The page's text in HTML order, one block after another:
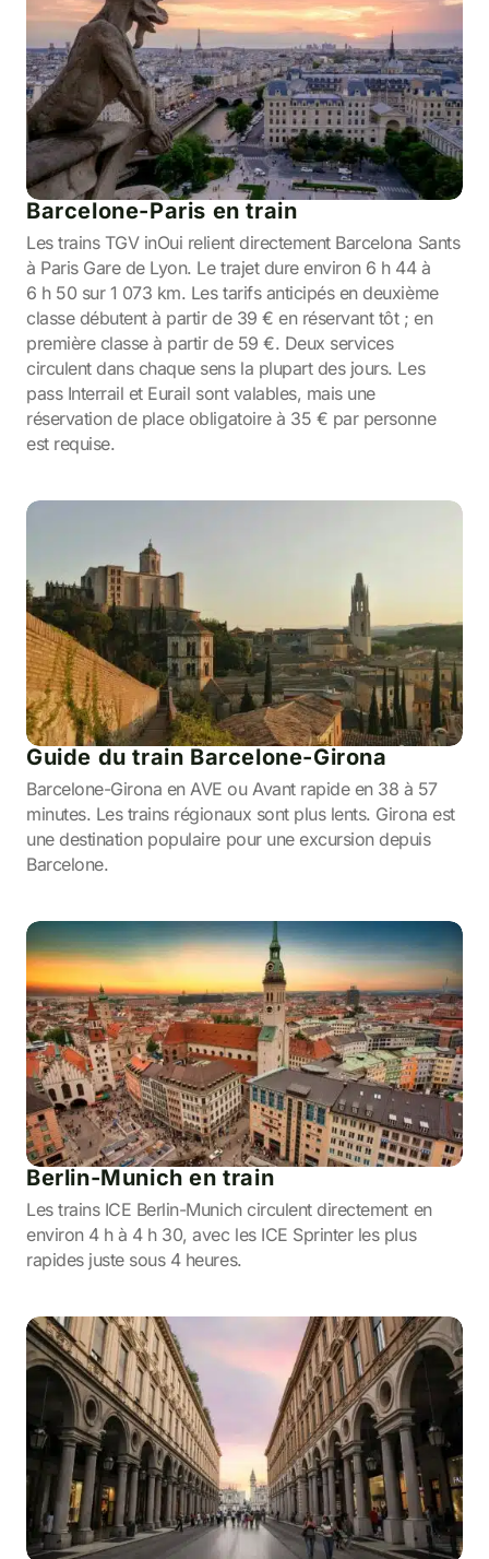
Barcelone-Paris en train
Les trains TGV inOui relient directement Barcelona Sants
à Paris Gare de Lyon. Le trajet dure environ 6 h 44 à
6 h 50 sur 1 073 km. Les tarifs anticipés en deuxième
classe débutent à partir de 39 € en réservant tôt ; en
première classe à partir de 59 €. Deux services
circulent dans chaque sens la plupart des jours. Les
pass Interrail et Eurail sont valables, mais une
réservation de place obligatoire à 35 € par personne
est requise.
Guide du train Barcelone-Girona
Barcelone-Girona en AVE ou Avant rapide en 38 à 57
minutes. Les trains régionaux sont plus lents. Girona est
une destination populaire pour une excursion depuis
Barcelone.
Berlin-Munich en train
Les trains ICE Berlin-Munich circulent directement en
environ 4 h à 4 h 30, avec les ICE Sprinter les plus
rapides juste sous 4 heures.